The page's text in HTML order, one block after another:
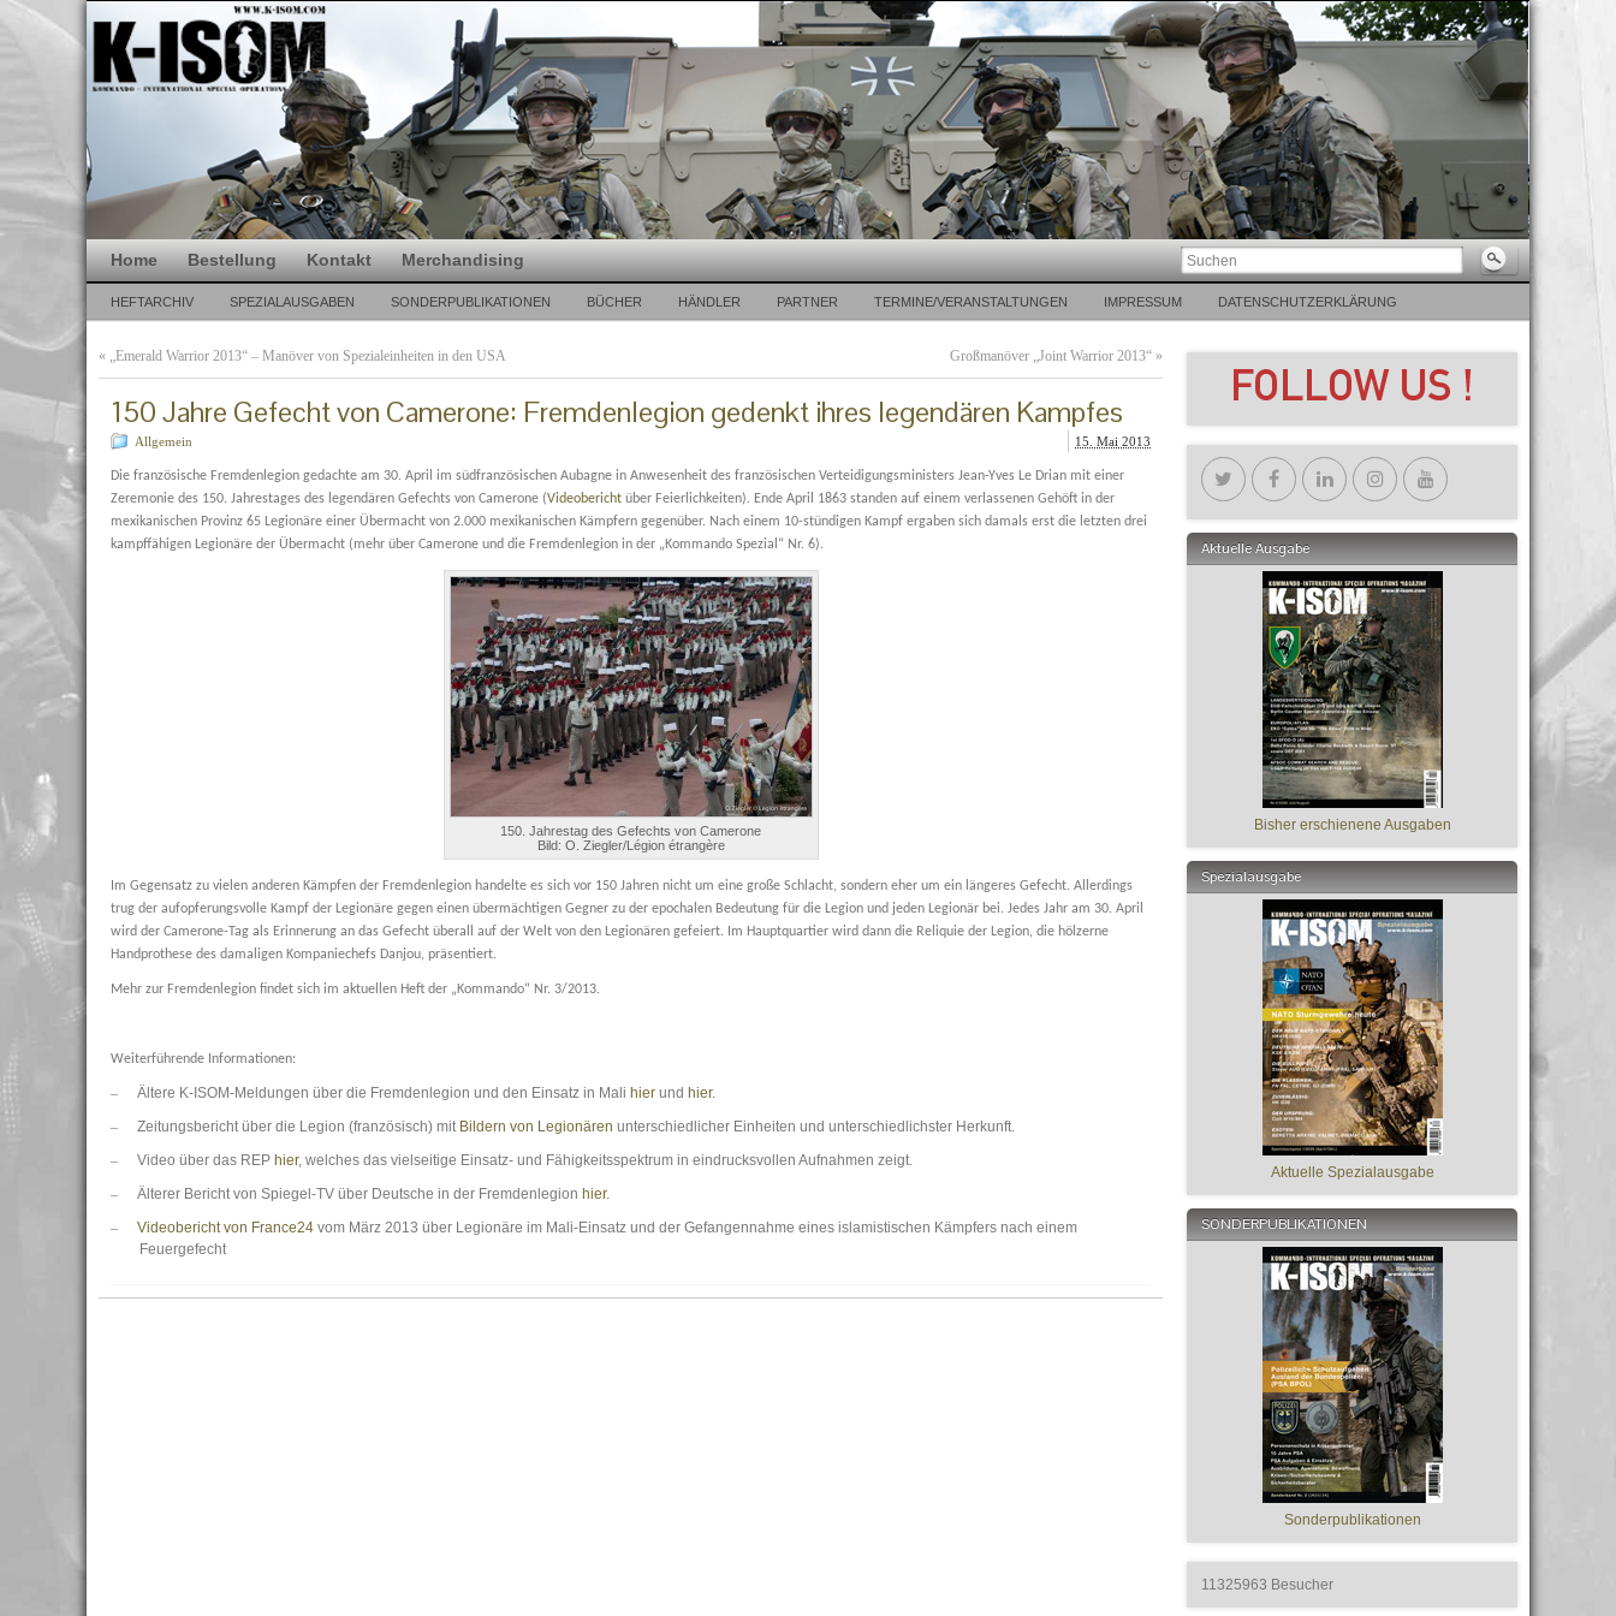
Home Bestellung Kontakt Merchandising
HEFTARCHIV SPEZIALAUSGABEN SONDERPUBLIKATIONEN BÜCHER HÄNDLER PARTNER TERMINE/VERANSTALTUNGEN IMPRESSUM DATENSCHUTZERKLÄRUNG
« „Emerald Warrior 2013“ – Manöver von Spezialeinheiten in den USA Großmanöver „Joint Warrior 2013“ »
150 Jahre Gefecht von Camerone: Fremdenlegion gedenkt ihres legendären Kampfes
Allgemein 15. Mai 2013
Die französische Fremdenlegion gedachte am 30. April im südfranzösischen Aubagne in Anwesenheit des französischen Verteidigungsministers Jean-Yves Le Drian mit einer
Zeremonie des 150. Jahrestages des legendären Gefechts von Camerone (Videobericht über Feierlichkeiten). Ende April 1863 standen auf einem verlassenen Gehöft in der
mexikanischen Provinz 65 Legionäre einer Übermacht von 2.000 mexikanischen Kämpfern gegenüber. Nach einem 10-stündigen Kampf ergaben sich damals erst die letzten drei
kampffähigen Legionäre der Übermacht (mehr über Camerone und die Fremdenlegion in der „Kommando Spezial“ Nr. 6).
150. Jahrestag des Gefechts von Camerone
Bild: O. Ziegler/Légion étrangère
Im Gegensatz zu vielen anderen Kämpfen der Fremdenlegion handelte es sich vor 150 Jahren nicht um eine große Schlacht, sondern eher um ein längeres Gefecht. Allerdings
trug der aufopferungsvolle Kampf der Legionäre gegen einen übermächtigen Gegner zu der epochalen Bedeutung für die Legion und jeden Legionär bei. Jedes Jahr am 30. April
wird der Camerone-Tag als Erinnerung an das Gefecht überall auf der Welt von den Legionären gefeiert. Im Hauptquartier wird dann die Reliquie der Legion, die hölzerne
Handprothese des damaligen Kompaniechefs Danjou, präsentiert.
Mehr zur Fremdenlegion findet sich im aktuellen Heft der „Kommando“ Nr. 3/2013.
Weiterführende Informationen:
– Ältere K-ISOM-Meldungen über die Fremdenlegion und den Einsatz in Mali hier und hier.
–
Zeitungsbericht über die Legion (französisch) mit Bildern von Legionären unterschiedlicher Einheiten und unterschiedlichster Herkunft.
–
Video über das REP hier, welches das vielseitige Einsatz- und Fähigkeitsspektrum in eindrucksvollen Aufnahmen zeigt.
–
Älterer Bericht von Spiegel-TV über Deutsche in der Fremdenlegion hier.
–
Videobericht von France24 vom März 2013 über Legionäre im Mali-Einsatz und der Gefangennahme eines islamistischen Kämpfers nach einem
Feuergefecht
Aktuelle Ausgabe
Bisher erschienene Ausgaben
Spezialausgabe
Aktuelle Spezialausgabe
SONDERPUBLIKATIONEN
Sonderpublikationen
11325963 Besucher